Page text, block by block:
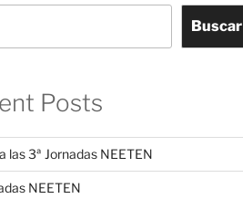
Buscar
Posts
las 3ª Jornadas NEETEN
NEETEN